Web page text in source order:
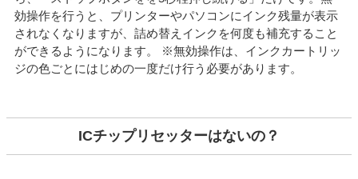
効操作を行うと、プリンターやパソコンにインク残量が表示
されなくなりますが、詰め替えインクを何度も補充すること
ができるようになります。 ※無効操作は、インクカートリッ
ジの色ごとにはじめの一度だけ行う必要があります。
ICチップリセッターはないの？